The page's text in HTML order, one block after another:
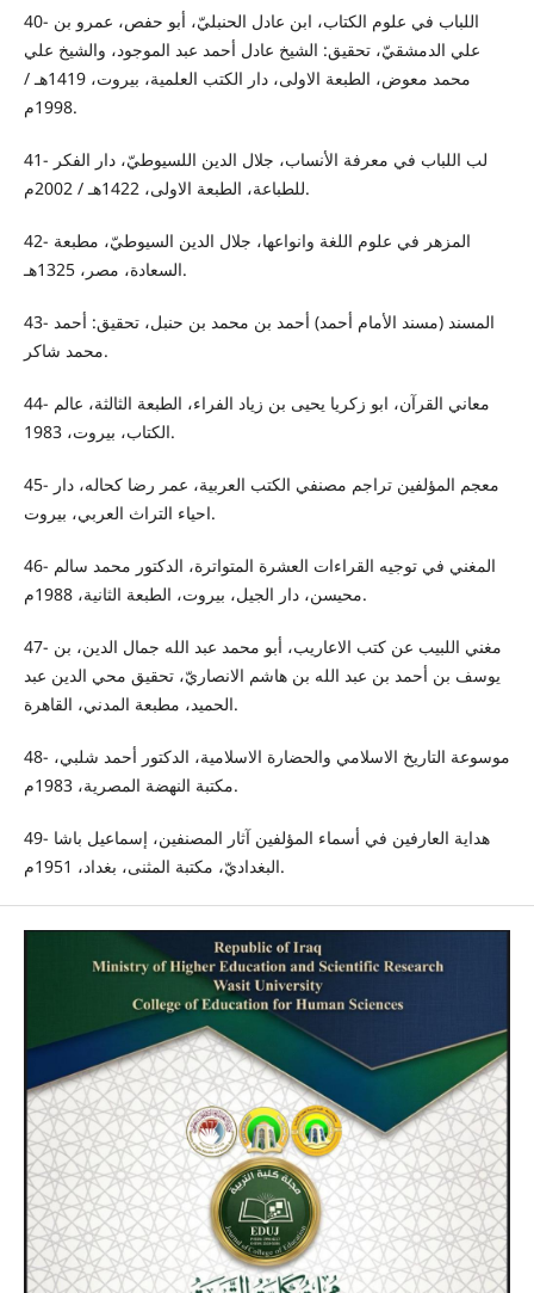
40- اللباب في علوم الكتاب، ابن عادل الحنبليّ، أبو حفص، عمرو بن
علي الدمشقيّ، تحقيق: الشيخ عادل أحمد عبد الموجود، والشيخ علي
محمد معوض، الطبعة الاولى، دار الكتب العلمية، بيروت، 1419هـ /
1998م.
41- لب اللباب في معرفة الأنساب، جلال الدين اللسيوطيّ، دار الفكر
للطباعة، الطبعة الاولى، 1422هـ / 2002م.
42- المزهر في علوم اللغة وانواعها، جلال الدين السيوطيّ، مطبعة
السعادة، مصر، 1325هـ.
43- المسند (مسند الأمام أحمد) أحمد بن محمد بن حنبل، تحقيق: أحمد
محمد شاكر.
44- معاني القرآن، ابو زكريا يحيى بن زياد الفراء، الطبعة الثالثة، عالم
الكتاب، بيروت، 1983.
45- معجم المؤلفين تراجم مصنفي الكتب العربية، عمر رضا كحاله، دار
احياء التراث العربي، بيروت.
46- المغني في توجيه القراءات العشرة المتواترة، الدكتور محمد سالم
محيسن، دار الجيل، بيروت، الطبعة الثانية، 1988م.
47- مغني اللبيب عن كتب الاعاريب، أبو محمد عبد الله جمال الدين، بن
يوسف بن أحمد بن عبد الله بن هاشم الانصاريّ، تحقيق محي الدين عبد
الحميد، مطبعة المدني، القاهرة.
48- موسوعة التاريخ الاسلامي والحضارة الاسلامية، الدكتور أحمد شلبي،
مكتبة النهضة المصرية، 1983م.
49- هداية العارفين في أسماء المؤلفين آثار المصنفين، إسماعيل باشا
البغداديّ، مكتبة المثنى، بغداد، 1951م.